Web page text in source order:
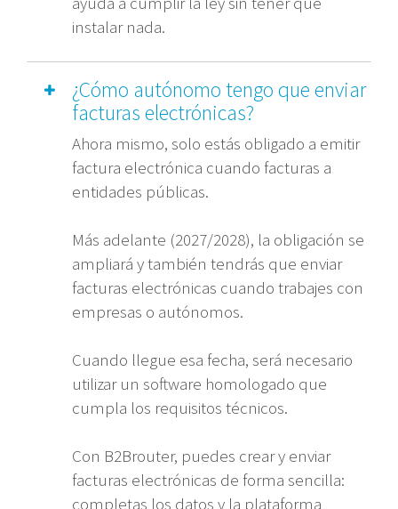
instalar nada.
¿Cómo autónomo tengo que enviar
facturas electrónicas?
Ahora mismo, solo estás obligado a emitir
factura electrónica cuando facturas a
entidades públicas.
Más adelante (2027/2028), la obligación se
ampliará y también tendrás que enviar
facturas electrónicas cuando trabajes con
empresas o autónomos.
Cuando llegue esa fecha, será necesario
utilizar un software homologado que
cumpla los requisitos técnicos.
Con B2Brouter, puedes crear y enviar
facturas electrónicas de forma sencilla:
completas los datos y la plataforma